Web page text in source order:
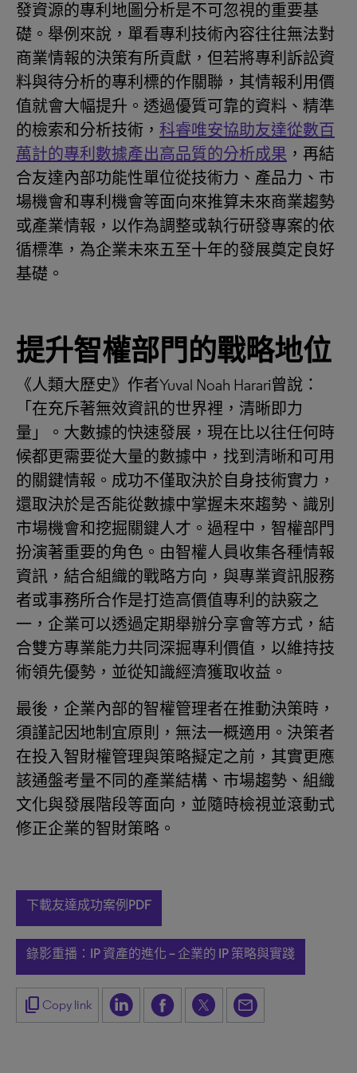
發資源的專利地圖分析是不可忽視的重要基
礎。舉例來說，單看專利技術內容往往無法對
商業情報的決策有所貢獻，但若將專利訴訟資
料與待分析的專利標的作關聯，其情報利用價
值就會大幅提升。透過優質可靠的資料、精準
的檢索和分析技術， 科睿唯安協助友達從數百
萬計的專利數據產出高品質的分析成果 ，再結
合友達內部功能性單位從技術力、產品力、市
場機會和專利機會等面向來推算未來商業趨勢
或產業情報，以作為調整或執行研發專案的依
循標準，為企業未來五至十年的發展奠定良好
基礎。
提升智權部門的戰略地位
《人類大歷史》作者Yuval Noah Harari曾說：
「在充斥著無效資訊的世界裡，清晰即力
量」。大數據的快速發展，現在比以往任何時
候都更需要從大量的數據中，找到清晰和可用
的關鍵情報。成功不僅取決於自身技術實力，
還取決於是否能從數據中掌握未來趨勢、識別
市場機會和挖掘關鍵人才。過程中，智權部門
扮演著重要的角色。由智權人員收集各種情報
資訊，結合組織的戰略方向，與專業資訊服務
者或事務所合作是打造高價值專利的訣竅之
一，企業可以透過定期舉辦分享會等方式，結
合雙方專業能力共同深掘專利價值，以維持技
術領先優勢，並從知識經濟獲取收益。
最後，企業內部的智權管理者在推動決策時，
須謹記因地制宜原則，無法一概適用。決策者
在投入智財權管理與策略擬定之前，其實更應
該通盤考量不同的產業結構、市場趨勢、組織
文化與發展階段等面向，並隨時檢視並滾動式
修正企業的智財策略。
下載友達成功案例PDF
錄影重播：IP 資產的進化 – 企業的 IP 策略與實踐
content_copy Copy link